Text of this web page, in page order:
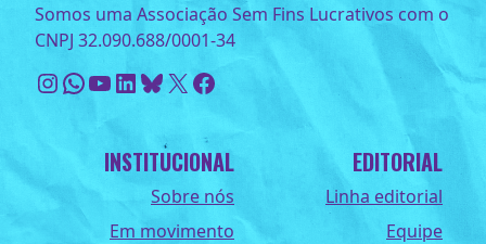
Somos uma Associação Sem Fins Lucrativos com o
CNPJ 32.090.688/0001-34
Instagram
WhatsApp
Youtube
LinkedIn
Bluesky
X Facebook
INSTITUCIONAL
Sobre nós
Em movimento
EDITORIAL
Linha editorial
Equipe